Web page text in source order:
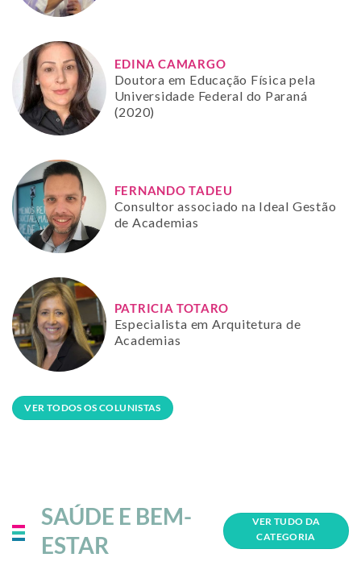
EDINA CAMARGO
Doutora em Educação Física pela
Universidade Federal do Paraná
(2020)
FERNANDO TADEU
Consultor associado na Ideal Gestão
de Academias
PATRICIA TOTARO
Especialista em Arquitetura de
Academias
VER TODOS OS COLUNISTAS
SAÚDE E BEM-
ESTAR
VER TUDO DA
CATEGORIA